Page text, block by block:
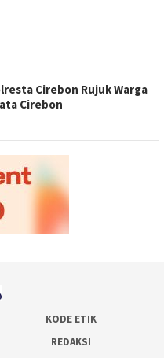
Cirebon Rujuk Warga
Cirebon
KODE ETIK
REDAKSI